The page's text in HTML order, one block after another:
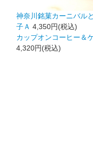
神奈川銘菓カーニバル
子Ａ 4,350円(税込)
カップオンコーヒー＆
4,320円(税込)